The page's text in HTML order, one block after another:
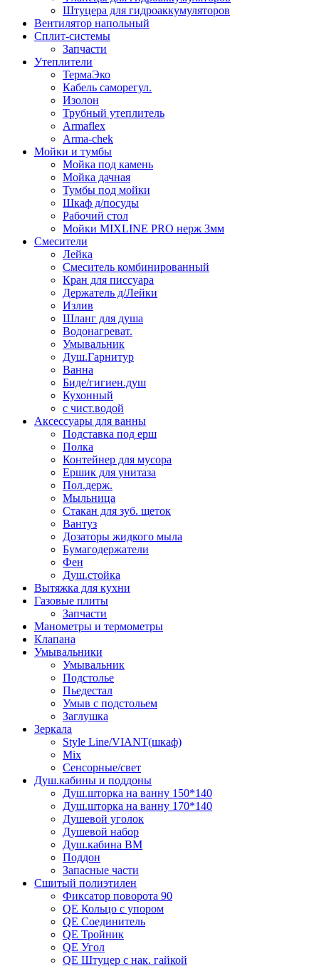
Штуцера для гидроаккумуляторов
Вентилятор напольный
Сплит-системы
Запчасти
Утеплители
ТермаЭко
Кабель саморегул.
Изолон
Трубный утеплитель
Armaflex
Arma-chek
Мойки и тумбы
Мойка под камень
Мойка дачная
Тумбы под мойки
Шкаф д/посуды
Рабочий стол
Мойки MIXLINE PRO нерж 3мм
Смесители
Лейка
Смеситель комбинированный
Кран для писсуара
Держатель д/Лейки
Излив
Шланг для душа
Водонагреват.
Умывальник
Душ.Гарнитур
Ванна
Биде/гигиен.душ
Кухонный
с чист.водой
Аксессуары для ванны
Подставка под ерш
Полка
Контейнер для мусора
Ершик для унитаза
Пол.держ.
Мыльница
Стакан для зуб. щеток
Вантуз
Дозаторы жидкого мыла
Бумагодержатели
Фен
Душ.стойка
Вытяжка для кухни
Газовые плиты
Запчасти
Манометры и термометры
Клапана
Умывальники
Умывальник
Подстолье
Пьедестал
Умыв с подстольем
Заглушка
Зеркала
Style Line/VIANT(шкаф)
Mix
Сенсорные/свет
Душ.кабины и поддоны
Душ.шторка на ванну 150*140
Душ.шторка на ванну 170*140
Душевой уголок
Душевой набор
Душ.кабина ВМ
Поддон
Запасные части
Сшитый полиэтилен
Фиксатор поворота 90
QE Кольцо с упором
QE Соединитель
QE Тройник
QE Угол
QE Штуцер с нак. гайкой